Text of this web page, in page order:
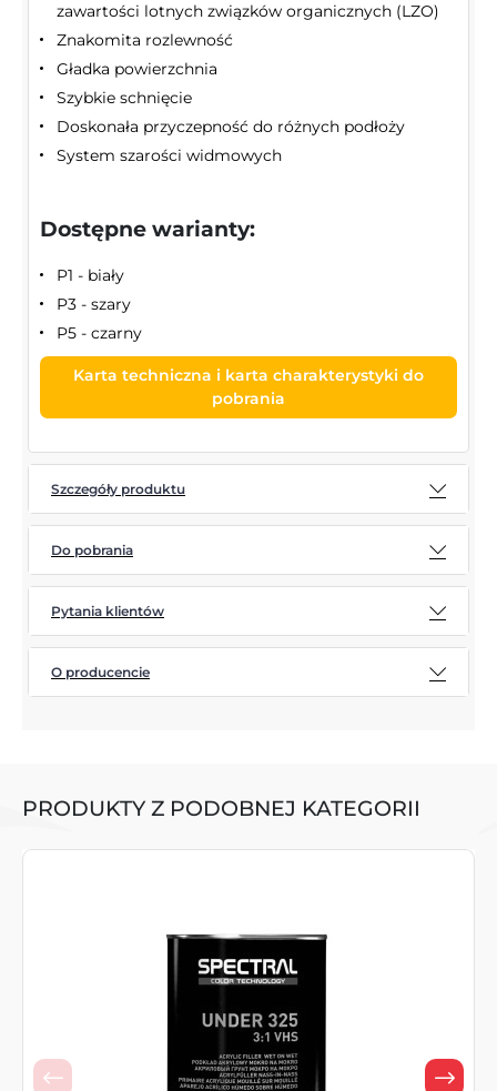
zawartości lotnych związków organicznych (LZO)
Znakomita rozlewność
Gładka powierzchnia
Szybkie schnięcie
Doskonała przyczepność do różnych podłoży
System szarości widmowych
Dostępne warianty:
P1 - biały
P3 - szary
P5 - czarny
Karta techniczna i karta charakterystyki do
pobrania
Szczegóły produktu
Do pobrania
Pytania klientów
O producencie
PRODUKTY Z PODOBNEJ KATEGORII